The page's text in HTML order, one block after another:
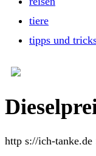
tiere
tipps und
http s://ich-tanke.de